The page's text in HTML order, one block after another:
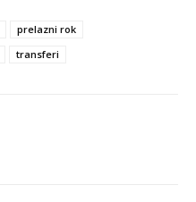
prelazni rok
transferi